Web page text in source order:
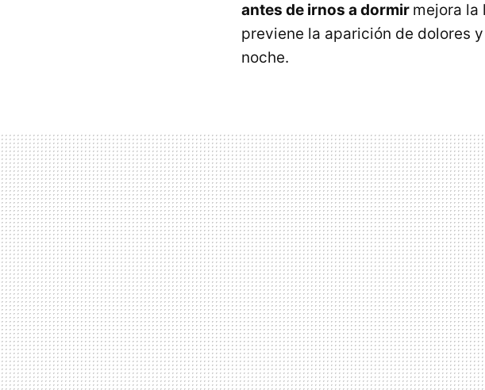
antes de irnos a dormir mejora la
previene la aparición de dolores
noche.